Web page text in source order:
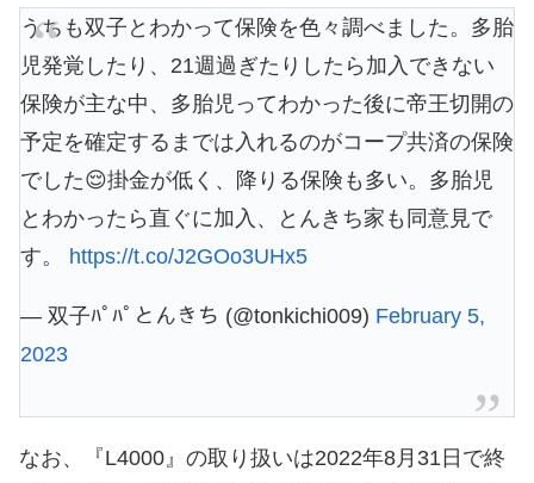
うちも双子とわかって保険を色々調べました。多胎
児発覚したり、21週過ぎたりしたら加入できない
保険が主な中、多胎児ってわかった後に帝王切開の
予定を確定するまでは入れるのがコープ共済の保険
でした😌掛金が低く、降りる保険も多い。多胎児
とわかったら直ぐに加入、とんきち家も同意見で
す。 https://t.co/J2GOo3UHx5
— 双子ﾊﾟﾊﾟとんきち (@tonkichi009) February 5,
2023
なお、『L4000』の取り扱いは2022年8月31日で終